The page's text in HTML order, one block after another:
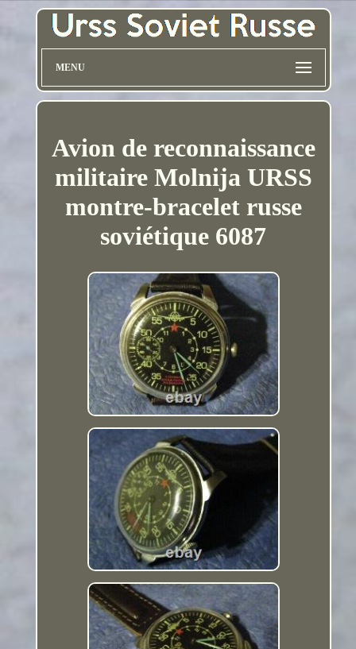
MENU
Avion de reconnaissance
militaire Molnija URSS
montre-bracelet russe
soviétique 6087